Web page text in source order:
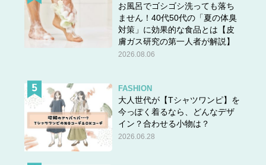
お風呂でゴシゴシ洗っても落ち
ません！40代50代の「夏の体臭
対策」に効果的な食品とは【皮
膚ガス研究の第一人者が解説】
2026.08.06
FASHION
大人世代が【Tシャツワンピ】を
今っぽく着るなら、どんなデザ
イン？合わせる小物は？
2026.06.28